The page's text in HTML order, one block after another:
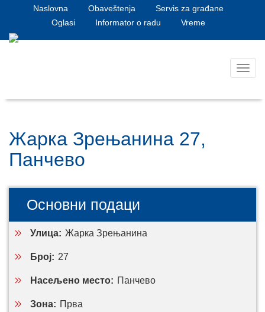
Naslovna Obaveštenja
Servis za građane
Oglasi
Informator o radu Vreme
Жарка Зрењанина 27,
Панчево
Основни подаци
Улица: Жарка Зрењанина
Број: 27
Насељено место: Панчево
Зона: Прва